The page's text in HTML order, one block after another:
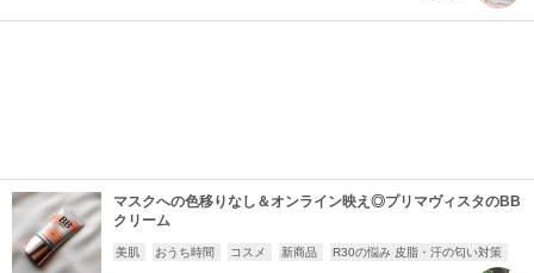
マスクへの色移りなし＆オンライン映え◎プリマヴィスタのBB
クリーム
美肌 おうち時間 コスメ 新商品 R30の悩み 皮脂・汗の匂い対策